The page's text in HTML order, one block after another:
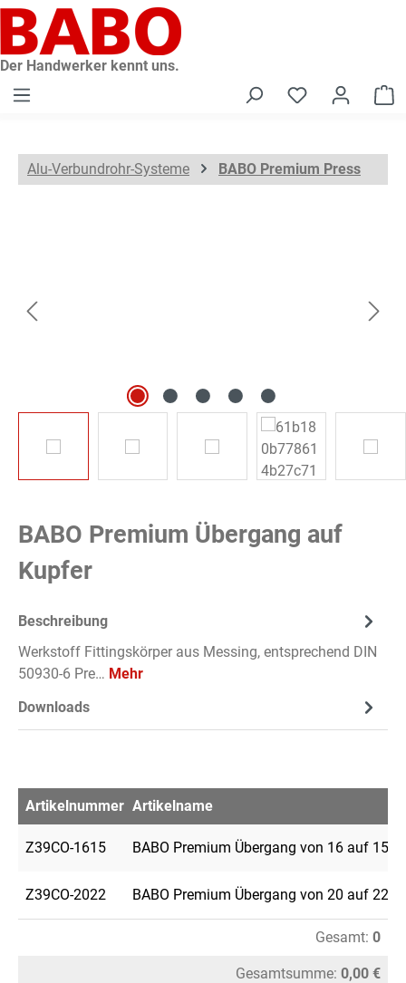
springen
Der Handwerker kennt uns.
Alu-Verbundrohr-Systeme BABO Premium Press
BABO Premium Übergang auf
Kupfer
Beschreibung
Werkstoff Fittingskörper aus Messing, entsprechend DIN
50930-6 Pre… Mehr
Downloads
Artikelnummer Artikelname
Z39CO-1615 BABO Premium Übergang von 16 auf
Z39CO-2022 BABO Premium Übergang von 20 auf
Gesamt: 0
Gesamtsumme: 0,00 €